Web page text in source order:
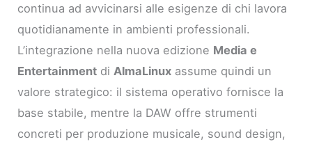
continua ad avvicinarsi alle esigenze di chi lavora
quotidianamente in ambienti professionali.
L’integrazione nella nuova edizione Media e
Entertainment diAlmaLinux assume quindi un
valore strategico: il sistema operativo fornisce la
base stabile, mentre la DAW offre strumenti
concreti per produzione musicale, sound design,